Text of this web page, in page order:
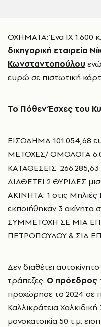
ΟΧΗΜΑΤΑ: Ένα ΙΧ 1.600
δικηγορική εταιρεία
Κωνσταντοπούλου
ευρώ σε πιστωτική
Το Πόθεν Έσχες του
ΕΙΣΟΔΗΜΑ 101.054,68
ΜΕΤΟΧΕΣ/ ΟΜΟΛΟΓΑ
ΚΑΤΑΘΕΣΕΙΣ
ΔΙΑΘΕΤΕΙ 2 ΘΥΡΙΔΕΣ
ΑΚΙΝΗΤΑ: 1 στις
εκποιήθηκαν 3 ακίνητα
ΣΥΜΜΕΤΟΧΗ ΣΕ ΜΙΑ
ΠΕΤΡΟΠΟΥΛΟΥ & ΣΙΑ
Δεν διαθέτει
τράπεζες. Ο πρόεδρος
προχώρησε το 2024 σε
Καλλικράτεια
μονοκατοικία 50 τ.μ.